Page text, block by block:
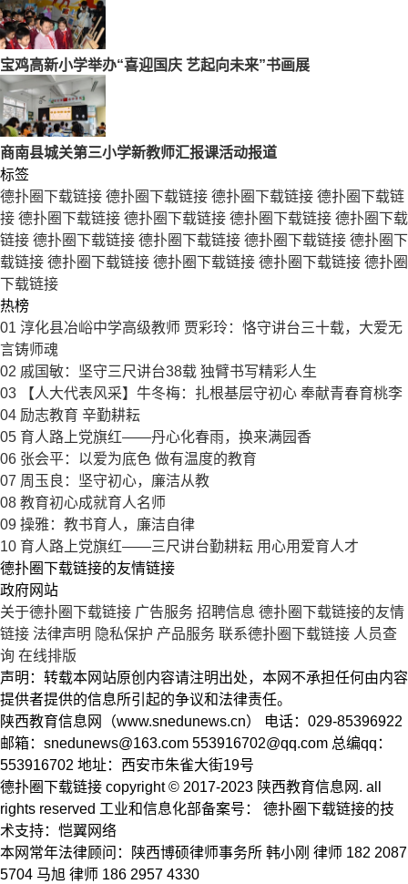
宝鸡高新小学举办“喜迎国庆 艺起向未来”书画展
商南县城关第三小学新教师汇报课活动报道
标签
德扑圈下载链接 德扑圈下载链接 德扑圈下载链接 德扑圈下载链
接 德扑圈下载链接 德扑圈下载链接 德扑圈下载链接 德扑圈下载
链接 德扑圈下载链接 德扑圈下载链接 德扑圈下载链接 德扑圈下
载链接 德扑圈下载链接 德扑圈下载链接 德扑圈下载链接 德扑圈
下载链接
热榜
01 淳化县冶峪中学高级教师 贾彩玲：恪守讲台三十载，大爱无
言铸师魂
02 戚国敏：坚守三尺讲台38载 独臂书写精彩人生
03
【人大代表风采】牛冬梅：扎根基层守初心 奉献青春育桃李
04 励志教育 辛勤耕耘
05 育人路上党旗红——丹心化春雨，换来满园香
06 张会平：以爱为底色 做有温度的教育
07 周玉良：坚守初心，廉洁从教
08 教育初心成就育人名师
09 操雅：教书育人，廉洁自律
10 育人路上党旗红——三尺讲台勤耕耘 用心用爱育人才
德扑圈下载链接的友情链接
政府网站
关于德扑圈下载链接 广告服务 招聘信息 德扑圈下载链接的友情
链接 法律声明 隐私保护 产品服务 联系德扑圈下载链接 人员查
询 在线排版
声明：转载本网站原创内容请注明出处，本网不承担任何由内容
提供者提供的信息所引起的争议和法律责任。
陕西教育信息网（www.snedunews.cn） 电话：029-85396922
邮箱： snedunews@163.com 553916702@qq.com 总编qq：
553916702 地址：西安市朱雀大街19号
德扑圈下载链接 copyright © 2017-2023 陕西教育信息网. all
rights reserved 工业和信息化部备案号： 德扑圈下载链接的技
术支持：恺翼网络
本网常年法律顾问：陕西博硕律师事务所 韩小刚 律师 182 2087
5704 马旭 律师 186 2957 4330